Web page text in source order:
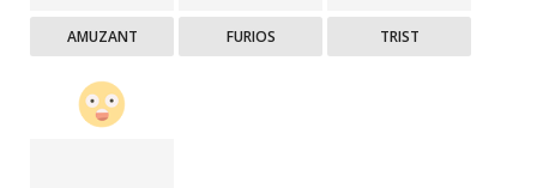
AMUZANT FURIOS TRIST